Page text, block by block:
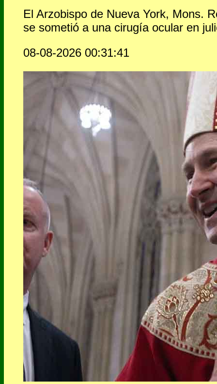
El Arzobispo de Nueva York, Mons.
se sometió a una cirugía ocular en
08-08-2026 00:31:41